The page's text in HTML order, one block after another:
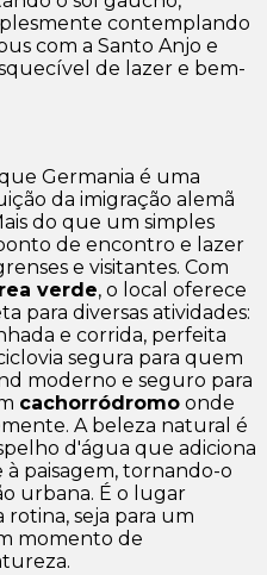
contemplando
com a Santo Anjo e
de lazer e bem-
Germania é uma
da imigração alemã
do que um simples
de encontro e lazer
e visitantes. Com
verde, o local oferece
para diversas atividades:
e corrida, perfeita
segura para quem
moderno e seguro para
cachorródromo onde
A beleza natural é
d'água que adiciona
paisagem, tornando-o
urbana. É o lugar
seja para um
momento de